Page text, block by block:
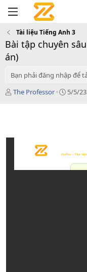
Tài liệu Tiếng Anh 3
Bài tập chuyên
án)
Bạn phải đăng nhập để
T
ả
The Professor
C
n
d
5/5/23